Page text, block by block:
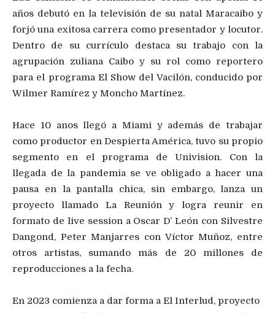
años debutó en la televisión de su natal Maracaibo y
forjó una exitosa carrera como presentador y locutor.
Dentro de su currículo destaca su trabajo con la
agrupación zuliana Caibo y su rol como reportero
para el programa El Show del Vacilón, conducido por
Wilmer Ramírez y Moncho Martínez.
Hace 10 anos llegó a Miami y además de trabajar
como productor en Despierta América, tuvo su propio
segmento en el programa de Univision. Con la
llegada de la pandemia se ve obligado a hacer una
pausa en la pantalla chica, sin embargo, lanza un
proyecto llamado La Reunión y logra reunir en
formato de live session a Oscar D’ León con Silvestre
Dangond, Peter Manjarres con Víctor Muñoz, entre
otros artistas, sumando más de 20 millones de
reproducciones a la fecha.
En 2023 comienza a dar forma a El Interlud, proyecto